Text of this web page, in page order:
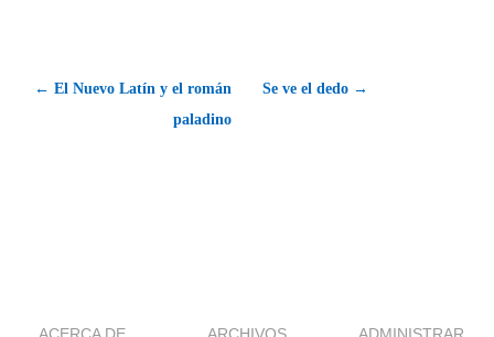
← El Nuevo Latín y el román
paladino
Se ve el dedo →
ACERCA DE ARCHIVOS ADMINISTRAR